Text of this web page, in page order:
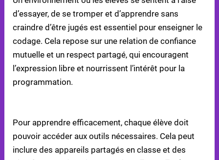
d’essayer, de se tromper et d’apprendre sans
craindre d’être jugés est essentiel pour enseigner le
codage. Cela repose sur une relation de confiance
mutuelle et un respect partagé, qui encouragent
l’expression libre et nourrissent l’intérêt pour la
programmation.
Pour apprendre efficacement, chaque élève doit
pouvoir accéder aux outils nécessaires. Cela peut
inclure des appareils partagés en classe et des